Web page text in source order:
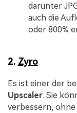
darunter
auch die
oder 800%
2. Zyro
Es ist einer der
Upscaler. Sie
verbessern, ohne